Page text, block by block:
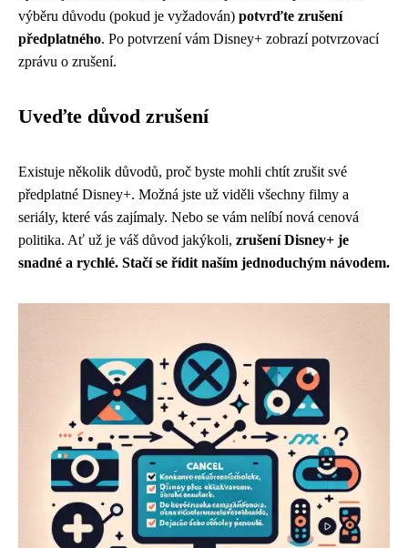
výběru důvodu (pokud je vyžadován) potvrďte zrušení
předplatného. Po potvrzení vám Disney+ zobrazí potvrzovací
zprávu o zrušení.
Uveďte důvod zrušení
Existuje několik důvodů, proč byste mohli chtít zrušit své
předplatné Disney+. Možná jste už viděli všechny filmy a
seriály, které vás zajímaly. Nebo se vám nelíbí nová cenová
politika. Ať už je váš důvod jakýkoli, zrušení Disney+ je
snadné a rychlé. Stačí se řídit naším jednoduchým návodem.